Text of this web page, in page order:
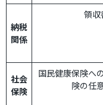
納税
関係
領収
社会
保険
国民健康保険へ
険の任